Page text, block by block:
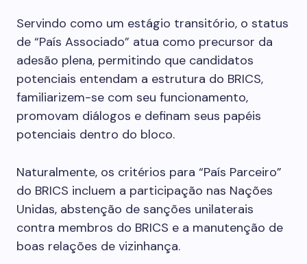
Servindo como um estágio transitório, o status
de “País Associado” atua como precursor da
adesão plena, permitindo que candidatos
potenciais entendam a estrutura do BRICS,
familiarizem-se com seu funcionamento,
promovam diálogos e definam seus papéis
potenciais dentro do bloco.
Naturalmente, os critérios para “País Parceiro”
do BRICS incluem a participação nas Nações
Unidas, abstenção de sanções unilaterais
contra membros do BRICS e a manutenção de
boas relações de vizinhança.